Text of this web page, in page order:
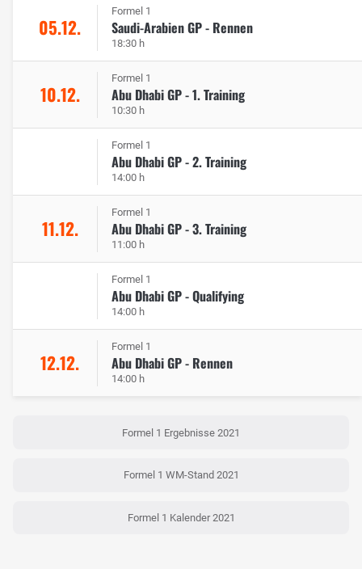
05.12.
Formel 1
Saudi-Arabien GP - Rennen
18:30 h
10.12.
Formel 1
Abu Dhabi GP - 1. Training
10:30 h
Formel 1
Abu Dhabi GP - 2. Training
14:00 h
11.12.
Formel 1
Abu Dhabi GP - 3. Training
11:00 h
Formel 1
Abu Dhabi GP - Qualifying
14:00 h
12.12.
Formel 1
Abu Dhabi GP - Rennen
14:00 h
Formel 1 Ergebnisse 2021
Formel 1 WM-Stand 2021
Formel 1 Kalender 2021